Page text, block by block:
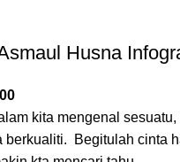
Husna
kita mengenal sesuatu,
berkualiti. Begitulah cinta